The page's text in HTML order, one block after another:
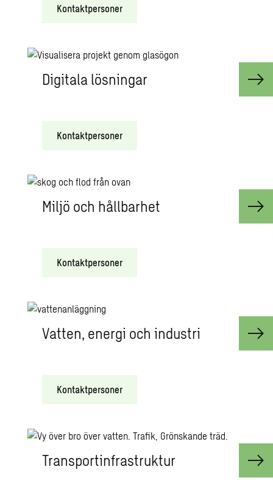
Kontaktpersoner
Digitala lösningar
Kontaktpersoner
Miljö och hållbarhet
Kontaktpersoner
Vatten, energi och industri
Kontaktpersoner
Transportinfrastruktur